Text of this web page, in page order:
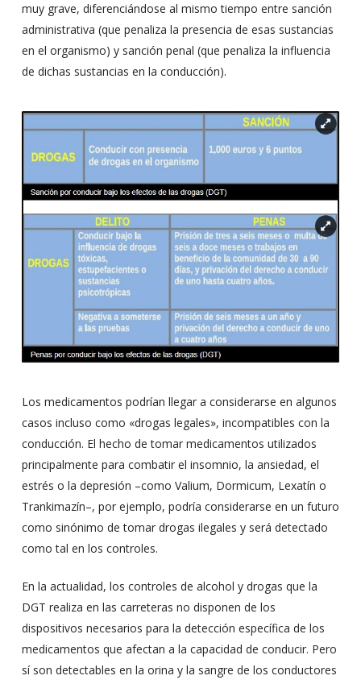
muy grave, diferenciándose al mismo tiempo entre sanción
administrativa (que penaliza la presencia de esas sustancias
en el organismo) y sanción penal (que penaliza la influencia
de dichas sustancias en la conducción).
Los medicamentos podrían llegar a considerarse en algunos
casos incluso como «drogas legales», incompatibles con la
conducción. El hecho de tomar medicamentos utilizados
principalmente para combatir el insomnio, la ansiedad, el
estrés o la depresión –como Valium, Dormicum, Lexatín o
Trankimazín–, por ejemplo, podría considerarse en un futuro
como sinónimo de tomar drogas ilegales y será detectado
como tal en los controles.
En la actualidad, los controles de alcohol y drogas que la
DGT realiza en las carreteras no disponen de los
dispositivos necesarios para la detección específica de los
medicamentos que afectan a la capacidad de conducir. Pero
sí son detectables en la orina y la sangre de los conductores